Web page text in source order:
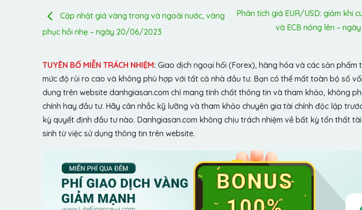
Cập nhật giá vàng trong và ngoài nước, vàng
phục hồi nhẹ – ngày 20/06/2023
Phân tích giá EUR/USD: giảm khi
và ECB nóng lên –
TUYÊN BỐ MIỄN TRÁCH NHIỆM: Giao dịch ngoại hối (Forex), hàng hóa và các sản phẩm
mức độ rủi ro cao và không phù hợp với tất cả nhà đầu tư. Bạn có thể mất toàn bộ số
dung trên website danhgiasan.com chỉ mang tính chất thông tin và tham khảo, không
chính hay đầu tư. Hãy cân nhắc kỹ lưỡng và tham khảo chuyên gia tài chính độc lập
kỳ quyết định đầu tư nào. Danhgiasan.com không chịu trách nhiệm về bất kỳ tổn thất
sinh từ việc sử dụng thông tin trên website.